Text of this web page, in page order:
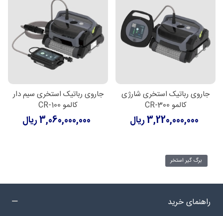
جاروی رباتیک استخری شارژی
کالمو CR-300
3,220,000,000 ریال
جاروی رباتیک استخری سیم دار
کالمو CR-100
3,060,000,000 ریال
برگ گیر استخر
راهنمای خرید